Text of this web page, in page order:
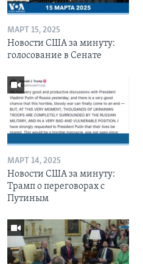
МАРТ 15, 2025
Новости США за минуту:
голосование в Сенате
МАРТ 14, 2025
Новости США за минуту:
Трамп о переговорах с
Путиным